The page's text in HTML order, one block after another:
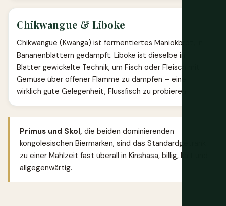
Chikwangue & Liboke
Chikwangue (Kwanga) ist fermentiertes Maniokbrot, in
Bananenblättern gedämpft. Liboke ist dieselbe in
Blätter gewickelte Technik, um Fisch oder Fleisch mit
Gemüse über offener Flamme zu dämpfen – eine
wirklich gute Gelegenheit, Flussfisch zu probieren.
Primus und Skol, die beiden dominierenden
kongolesischen Biermarken, sind das Standardgetränk
zu einer Mahlzeit fast überall in Kinshasa, billig, kalt und
allgegenwärtig.